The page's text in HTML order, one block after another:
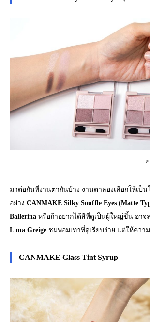
มาต่อกันที่งานตากันบ้าง งานตาลองเลือกให้เป็
อย่าง CANMAKE Silky Souffle Eyes (Matte
Ballerina หรือถ้าอยากได้สีที่ดูเป็นผู้ใหญ่ขึ้น อาจ
Lima Greige ชมพูอมเทาที่ดูเรียบง่าย แต่ให้ควา
CANMAKE Glass Tint Syrup